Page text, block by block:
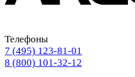
Телефоны
7 (495) 123-81-01
8 (800) 101-32-12